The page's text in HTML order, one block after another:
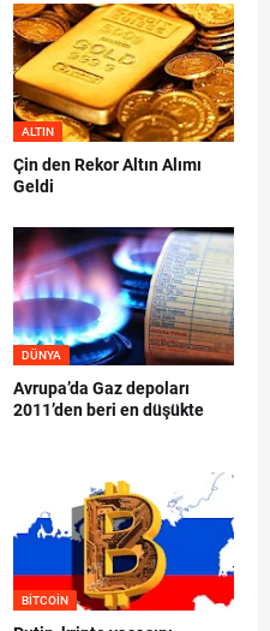
ALTIN
Çin den Rekor Altın Alımı
Geldi
DÜNYA
Avrupa’da Gaz depoları
2011’den beri en düşükte
BITCOIN